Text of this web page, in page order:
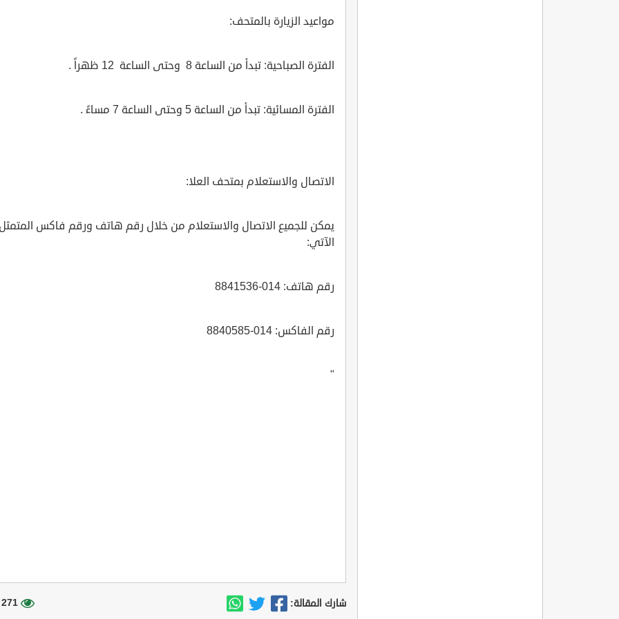
مواعيد الزيارة بالمتحف:
الفترة الصباحية: تبدأ من الساعة 8 وحتى الساعة 12 ظهراً .
الفترة المسائية: تبدأ من الساعة 5 وحتى الساعة 7 مساءً .
الاتصال والاستعلام بمتحف العلا:
يمكن للجميع الاتصال والاستعلام من خلال رقم هاتف ورقم فاكس
الآتي:
رقم هاتف: 014-8841536
رقم الفاكس: 014-8840585
"
شارك المقالة: 271 مشاهدة